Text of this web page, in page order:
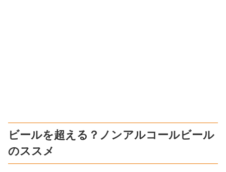
ビールを超える？ノンアルコールビール
のススメ